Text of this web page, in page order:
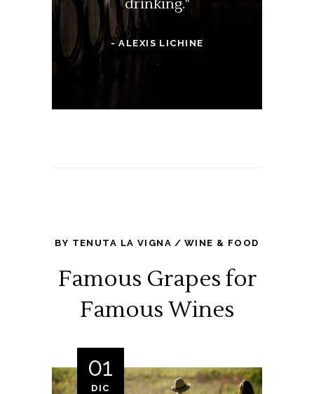
drinking."
- ALEXIS LICHINE
BY TENUTA LA VIGNA WINE & FOOD
Famous Grapes for
Famous Wines
01
DIC